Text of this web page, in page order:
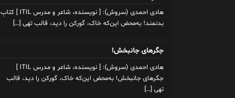
هادی احمدی (سروش): [ نویسنده، شاعر و مدرس ITIL ] کتابِ
بدنمند! به‌محض این‌که خاک، گورکن را دید، قالب تهی […]
جگرهای جانبخش!
هادی احمدی (سروش): [ نویسنده، شاعر و مدرس ITIL ]
جگرهای جانبخش! به‌محض این‌که خاک، گورکن را دید، قالب
تهی […]